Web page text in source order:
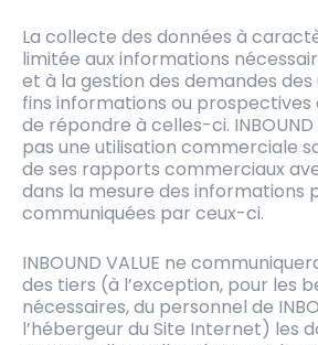
La collecte des données à
limitée aux informations
et à la gestion des demandes
fins informations ou
de répondre à celles-ci. INBOUND
pas une utilisation commerciale
de ses rapports commerciaux
dans la mesure des informations
communiquées par ceux-ci.
INBOUND VALUE ne
des tiers (à l’exception, pour les
nécessaires, du personnel de
l’hébergeur du Site Internet) les